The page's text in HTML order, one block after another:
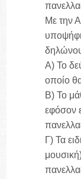
Με την
Α) Το
οποίο
Β) Το
εφόσον
Γ) Τα